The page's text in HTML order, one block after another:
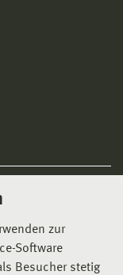
zur
Software
Besucher stetig